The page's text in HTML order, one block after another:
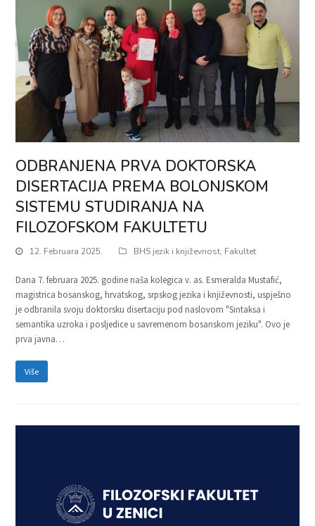
ODBRANJENA PRVA DOKTORSKA
DISERTACIJA PREMA BOLONJSKOM
SISTEMU STUDIRANJA NA
FILOZOFSKOM FAKULTETU
12. Februara 2025. BHS jezik i književnost, Fakultet
Dana 7. februara 2025. godine naša kolegica v. as. Esmeralda Mustafić,
magistrica bosanskog, hrvatskog, srpskog jezika i književnosti, uspješno
je odbranila svoju doktorsku disertaciju pod naslovom "Sintaksa i
semantika uzroka i posljedice u savremenom bosanskom jeziku". Ovo je
prva javna…
Više